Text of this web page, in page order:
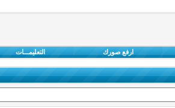
ارفع صورك التعليمـــات